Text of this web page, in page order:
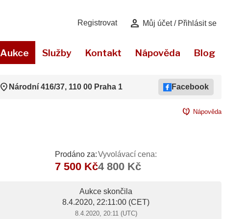
Registrovat person Můj účet / Přihlásit se
Aukce Služby Kontakt Nápověda Blog
location_on Národní 416/37, 110 00 Praha 1 Facebook
contact_support Nápověda
Prodáno za:
7 500 Kč
Vyvolávací cena:
4 800 Kč
Aukce skončila
8.4.2020, 22:11:00 (CET)
8.4.2020, 20:11 (UTC)